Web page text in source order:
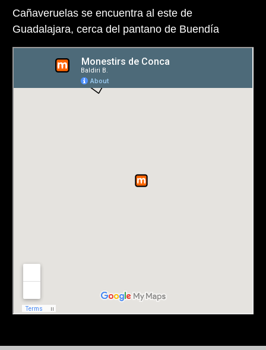
Cañaveruelas se encuentra al este de
Guadalajara, cerca del pantano de Buendía